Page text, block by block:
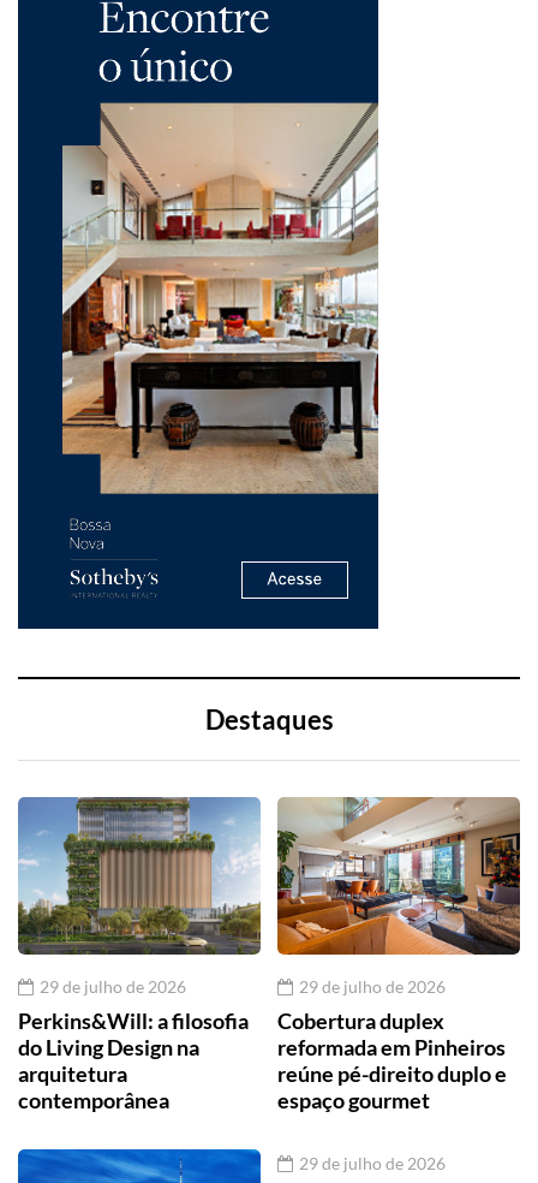
Destaques
29 de julho de 2026
Perkins&Will: a filosofia
do Living Design na
arquitetura
contemporânea
29 de julho de 2026
Cobertura duplex
reformada em Pinheiros
reúne pé-direito duplo e
espaço gourmet
29 de julho de 2026